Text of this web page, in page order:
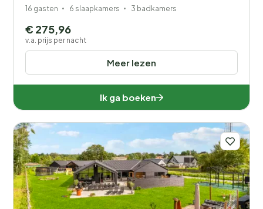
16 gasten 6 slaapkamers 3 badkamers
Meer lezen
€ 275,96
v.a. prijs per nacht
Ik ga boeken